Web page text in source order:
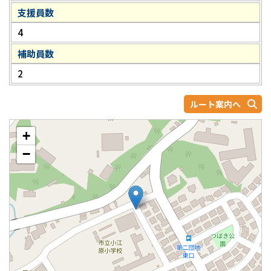
支援員数
4
補助員数
2
ルート案内へ
+
−